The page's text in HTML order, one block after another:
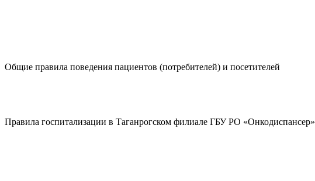
Общие правила поведения пациентов (потребителей) и посетителей
Правила госпитализации в Таганрогском филиале ГБУ РО «Онкодиспансер»